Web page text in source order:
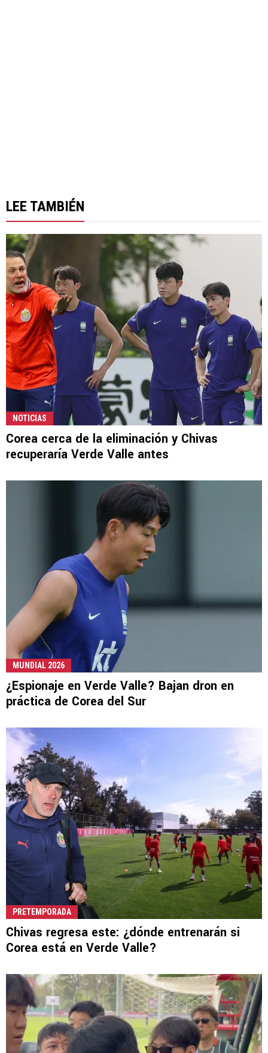
LEE TAMBIÉN
NOTICIAS
Corea cerca de la eliminación y Chivas
recuperaría Verde Valle antes
MUNDIAL 2026
¿Espionaje en Verde Valle? Bajan dron en
práctica de Corea del Sur
PRETEMPORADA
Chivas regresa este: ¿dónde entrenarán si
Corea está en Verde Valle?